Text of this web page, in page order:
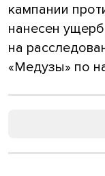
кампании
нанесен
на
«Медузы» по